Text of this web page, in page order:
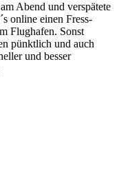
Abend und verspätete
online einen Fress-
Flughafen. Sonst
pünktlich und auch
und besser